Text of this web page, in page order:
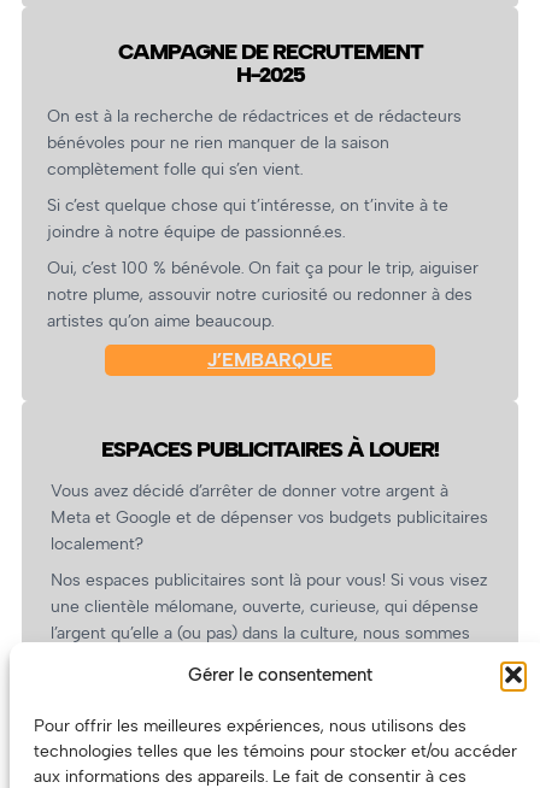
Gérer le consentement
Pour offrir les meilleures expériences, nous utilisons des
technologies telles que les témoins pour stocker et/ou accéder
aux informations des appareils. Le fait de consentir à ces
CAMPAGNE DE RECRUTEMENT
H-2025
On est à la recherche de rédactrices et de rédacteurs
bénévoles pour ne rien manquer de la saison
complètement folle qui s’en vient.
Si c’est quelque chose qui t’intéresse, on t’invite à te
joindre à notre équipe de passionné.es.
Oui, c’est 100 % bénévole. On fait ça pour le trip, aiguiser
notre plume, assouvir notre curiosité ou redonner à des
artistes qu’on aime beaucoup.
J’EMBARQUE
ESPACES PUBLICITAIRES À LOUER!
Vous avez décidé d’arrêter de donner votre argent à
Meta et Google et de dépenser vos budgets publicitaires
localement?
Nos espaces publicitaires sont là pour vous! Si vous visez
une clientèle mélomane, ouverte, curieuse, qui dépense
l’argent qu’elle a (ou pas) dans la culture, nous sommes
revient.
(Oui, on va avoir des tarifs spéciaux pour vous, les